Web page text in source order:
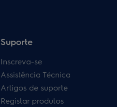
Suporte
Inscreva-se
Assistência Técnica
Artigos de suporte
Registar produtos